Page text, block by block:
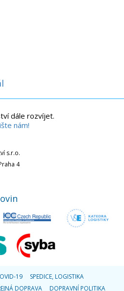
dále rozvíjet.
nám!
s.r.o.
4
19
SPEDICE, LOGISTIKA
DOPRAVA DOPRAVNÍ POLITIKA